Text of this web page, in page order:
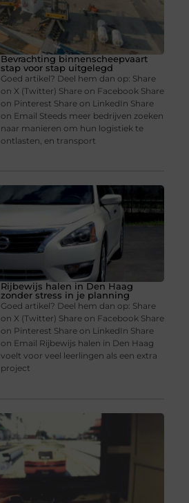
Bevrachting binnenscheepvaart
stap voor stap uitgelegd
Goed artikel? Deel hem dan op: Share
on X (Twitter) Share on Facebook Share
on Pinterest Share on LinkedIn Share
on Email Steeds meer bedrijven zoeken
naar manieren om hun logistiek te
ontlasten, en transport
Rijbewijs halen in Den Haag
zonder stress in je planning
Goed artikel? Deel hem dan op: Share
on X (Twitter) Share on Facebook Share
on Pinterest Share on LinkedIn Share
on Email Rijbewijs halen in Den Haag
voelt voor veel leerlingen als een extra
project